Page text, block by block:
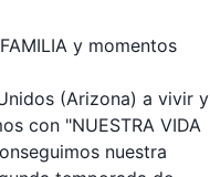
y momentos
(Arizona) a vivir y
con "NUESTRA VIDA
nuestra